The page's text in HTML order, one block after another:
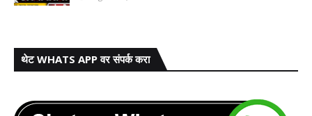
थेट WHATS APP वर संपर्क करा